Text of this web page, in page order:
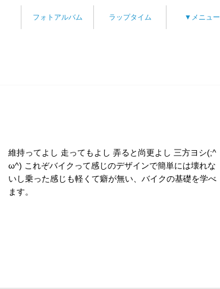
フォトアルバム ラップタイム ▼メニュー
維持ってよし 走ってもよし 弄ると尚更よし 三方ヨシ(;^
ω^) これぞバイクって感じのデザインで簡単には壊れな
いし乗った感じも軽くて癖が無い、バイクの基礎を学べ
ます。